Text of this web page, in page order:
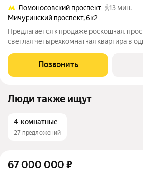
Ломоносовский проспект
13 мин.
Мичуринский проспект,6к2
Предлагается к продаже роскошная,
светлая четырехкомнатная квартира в
ЗАО на ул. Мичуринский Проспект, дом 6,
доме бизнес-класса,
Позвонить
Люди также ищут
4-комнатные
27 предложений
67 000 000 ₽